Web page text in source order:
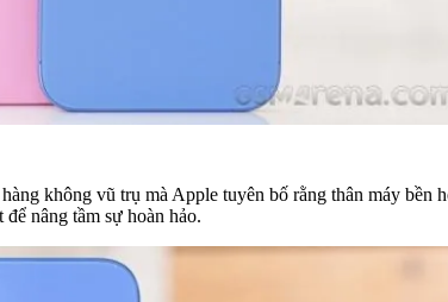
không vũ trụ mà Apple tuyên bố rằng thân máy
nâng tầm sự hoàn hảo.